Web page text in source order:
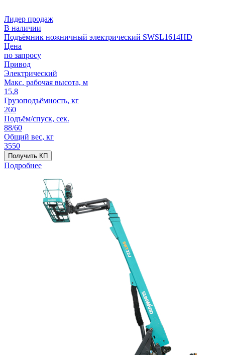
Лидер продаж
В наличии
Подъёмник ножничный электрический SWSL1614HD
Цена
по запросу
Привод
Электрический
Макс. рабочая высота, м
15,8
Грузоподъёмность, кг
260
Подъём/спуск, сек.
88/60
Общий вес, кг
3550
Получить КП
Подробнее